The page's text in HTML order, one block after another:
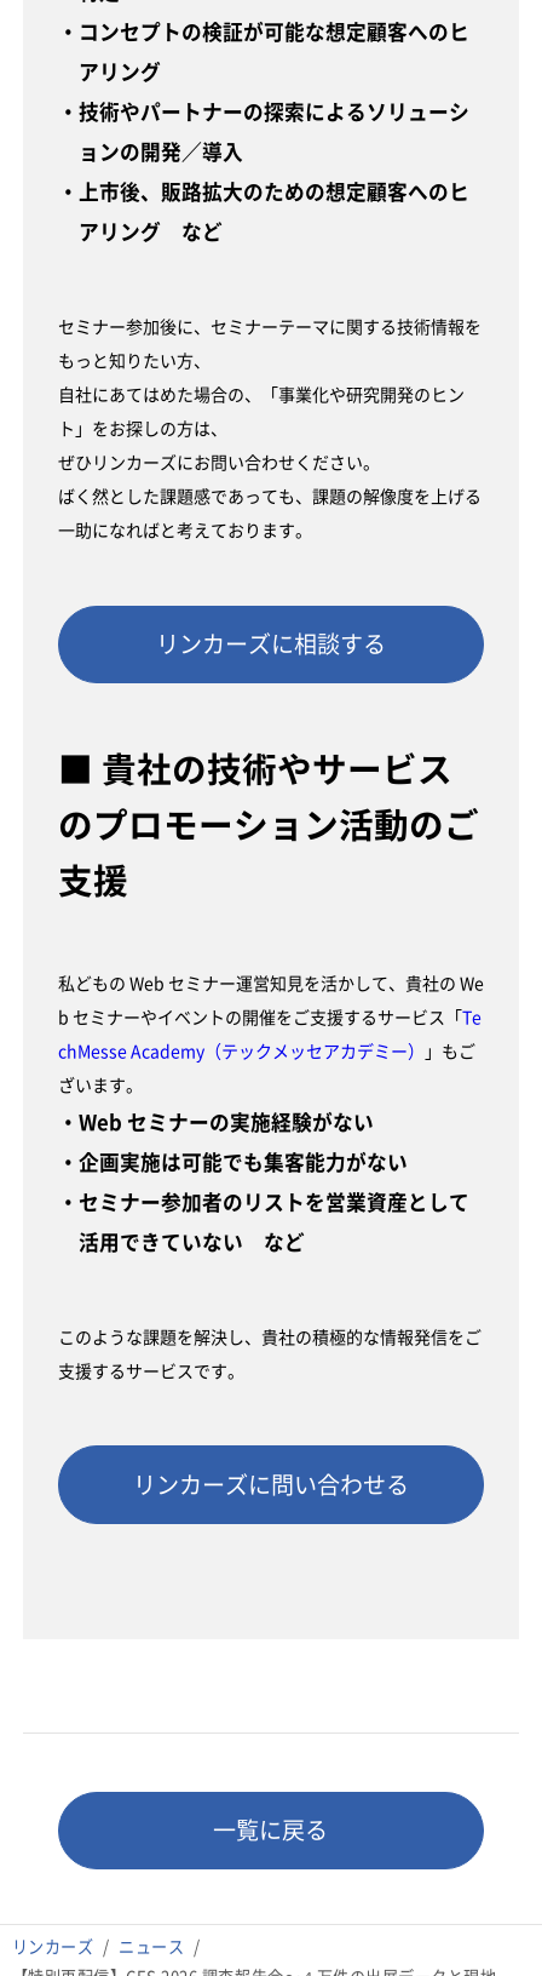
リンカーズ
ニュース
・コンセプトの検証が可能な想定顧客へのヒ
アリング
・技術やパートナーの探索によるソリューシ
ョンの開発／導入
・上市後、販路拡大のための想定顧客へのヒ
アリング など
セミナー参加後に、セミナーテーマに関する技術情報を
もっと知りたい方、
自社にあてはめた場合の、「事業化や研究開発のヒン
ト」をお探しの方は、
ぜひリンカーズにお問い合わせください。
ばく然とした課題感であっても、課題の解像度を上げる
一助になればと考えております。
リンカーズに相談する
■ 貴社の技術やサービス
のプロモーション活動のご
支援
私どもの Web セミナー運営知見を活かして、貴社の We
b セミナーやイベントの開催をご支援するサービス「 Te
chMesse Academy（テックメッセアカデミー）
」もご
ざいます。
・Web セミナーの実施経験がない
・企画実施は可能でも集客能力がない
・セミナー参加者のリストを営業資産として
活用できていない など
このような課題を解決し、貴社の積極的な情報発信をご
支援するサービスです。
リンカーズに問い合わせる
一覧に戻る